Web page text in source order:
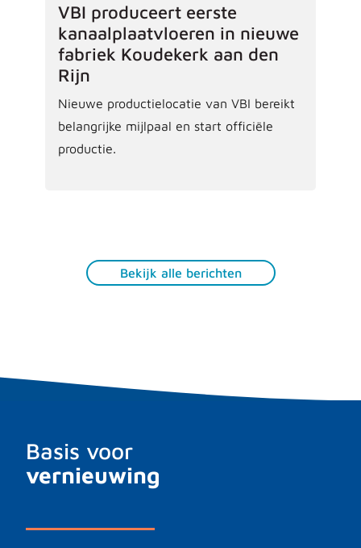
VBI produceert eerste
kanaalplaatvloeren in nieuwe
fabriek Koudekerk aan den
Rijn
Nieuwe productielocatie van VBI bereikt
belangrijke mijlpaal en start officiële
productie.
Bekijk alle berichten
Basis voor
vernieuwing